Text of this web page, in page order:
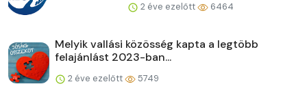
2 éve ezelőtt 6464
Melyik vallási közösség kapta a legtöbb
felajánlást 2023-ban...
2 éve ezelőtt 5749